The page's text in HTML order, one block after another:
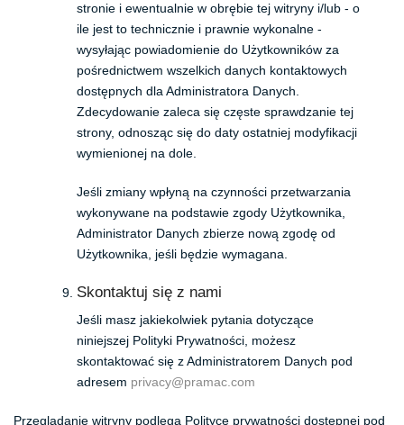
stronie i ewentualnie w obrębie tej witryny i/lub - o
ile jest to technicznie i prawnie wykonalne -
wysyłając powiadomienie do Użytkowników za
pośrednictwem wszelkich danych kontaktowych
dostępnych dla Administratora Danych.
Zdecydowanie zaleca się częste sprawdzanie tej
strony, odnosząc się do daty ostatniej modyfikacji
wymienionej na dole.
Jeśli zmiany wpłyną na czynności przetwarzania
wykonywane na podstawie zgody Użytkownika,
Administrator Danych zbierze nową zgodę od
Użytkownika, jeśli będzie wymagana.
Skontaktuj się z nami
Jeśli masz jakiekolwiek pytania dotyczące
niniejszej Polityki Prywatności, możesz
skontaktować się z Administratorem Danych pod
adresem privacy@pramac.com
Przeglądanie witryny podlega Polityce prywatności dostępnej pod